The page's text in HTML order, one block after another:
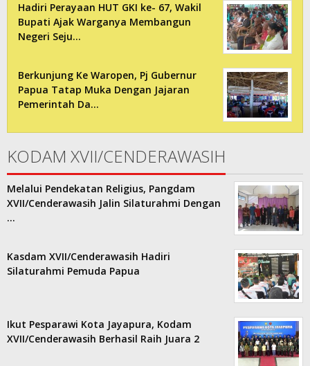
Hadiri Perayaan HUT GKI ke- 67, Wakil
Bupati Ajak Warganya Membangun
Negeri Seju…
Berkunjung Ke Waropen, Pj Gubernur
Papua Tatap Muka Dengan Jajaran
Pemerintah Da…
KODAM XVII/CENDERAWASIH
Melalui Pendekatan Religius, Pangdam
XVII/Cenderawasih Jalin Silaturahmi Dengan
…
Kasdam XVII/Cenderawasih Hadiri
Silaturahmi Pemuda Papua
Ikut Pesparawi Kota Jayapura, Kodam
XVII/Cenderawasih Berhasil Raih Juara 2